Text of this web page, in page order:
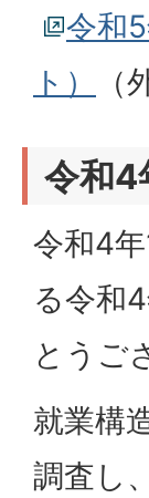
令和
ト）
（
令和4
令和4
る令和
とうご
就業構
調査し